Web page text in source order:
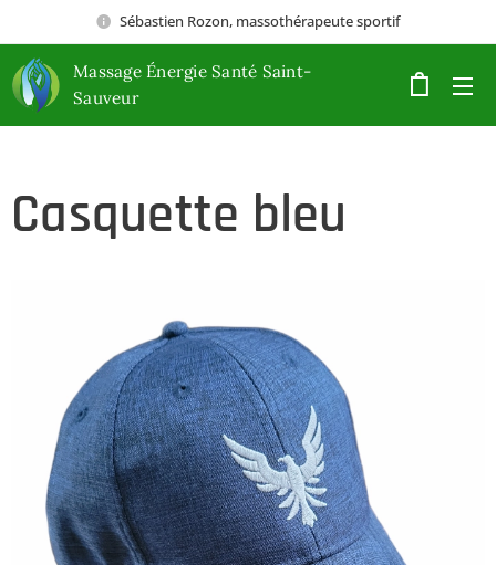
Sébastien Rozon, massothérapeute sportif
Massage Énergie Santé Saint-
Sauveur
Casquette bleu